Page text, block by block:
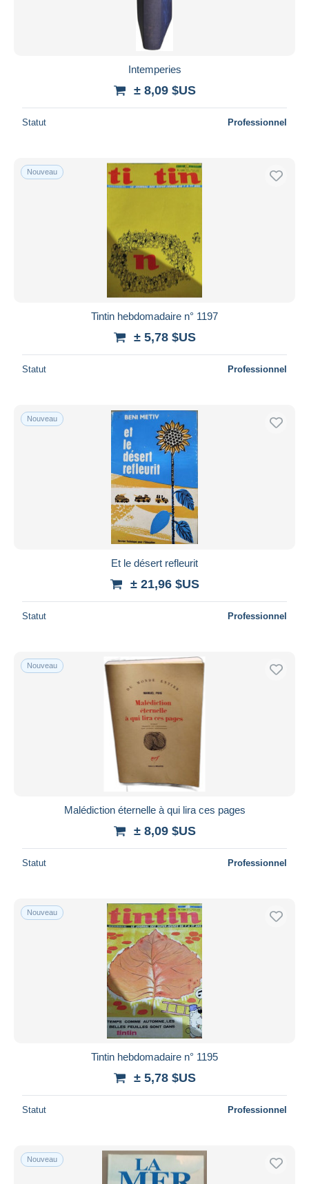
Intemperies
± 8,09 $US
Statut Professionnel
Nouveau
Tintin hebdomadaire n° 1197
± 5,78 $US
Statut Professionnel
Nouveau
Et le désert refleurit
± 21,96 $US
Statut Professionnel
Nouveau
Malédiction éternelle à qui lira ces pages
± 8,09 $US
Statut Professionnel
Nouveau
Tintin hebdomadaire n° 1195
± 5,78 $US
Statut Professionnel
Nouveau